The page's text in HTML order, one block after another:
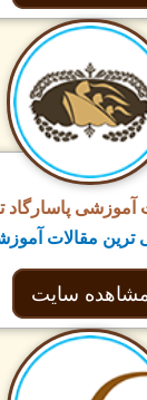
پاسارگاد تاباک
مقالات آموزشی
سایت